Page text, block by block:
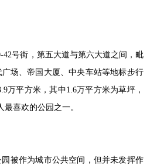
42号街，第五大道与第六大道之间，毗
场、帝国大厦、中央车站等地标步行
万平方米，其中1.6万平方米为草坪，
喜欢的公园之一。
被作为城市公共空间，但并未发挥作